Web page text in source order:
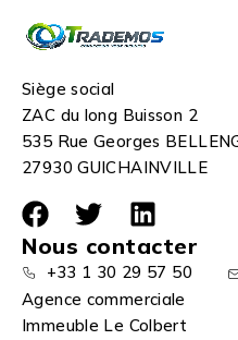
Siège social
ZAC du long Buisson 2
535 Rue Georges
27930 GUICHAINVILLE
Nous contacter
+33 1 30 29 57 50
Agence commerciale
Immeuble Le Colbert